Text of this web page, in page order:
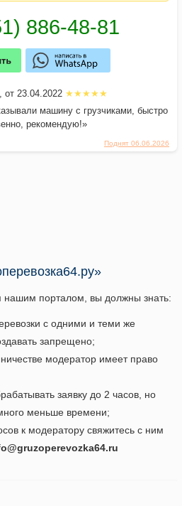
Поднят 06.06.2026
от 23.04.2022
машину с грузчиками, быстро
рекомендую!»
нашим порталом, вы должны знать:
с одними и теми же
запрещено;
модератор имеет право
заявку до 2 часов, но
меньше времени;
к модератору свяжитесь с ним